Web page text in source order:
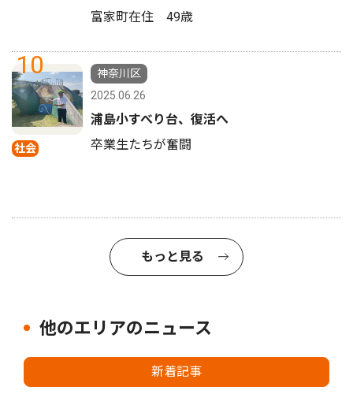
富家町在住 49歳
10
社会
神奈川区
2025.06.26
浦島小すべり台、復活へ
卒業生たちが奮闘
もっと見る
他のエリアのニュース
新着記事